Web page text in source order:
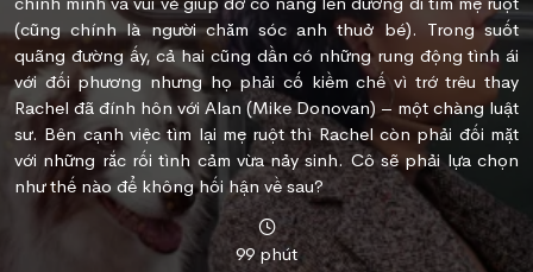
(cũng chính là người chăm sóc anh thuở bé). Trong suốt
quãng đường ấy, cả hai cũng dần có những rung động tình ái
với đối phương nhưng họ phải cố kiềm chế vì trớ trêu thay
Rachel đã đính hôn với Alan (Mike Donovan) – một chàng luật
sư. Bên cạnh việc tìm lại mẹ ruột thì Rachel còn phải đối mặt
với những rắc rối tình cảm vừa nảy sinh. Cô sẽ phải lựa chọn
như thế nào để không hối hận về sau?
99 phút